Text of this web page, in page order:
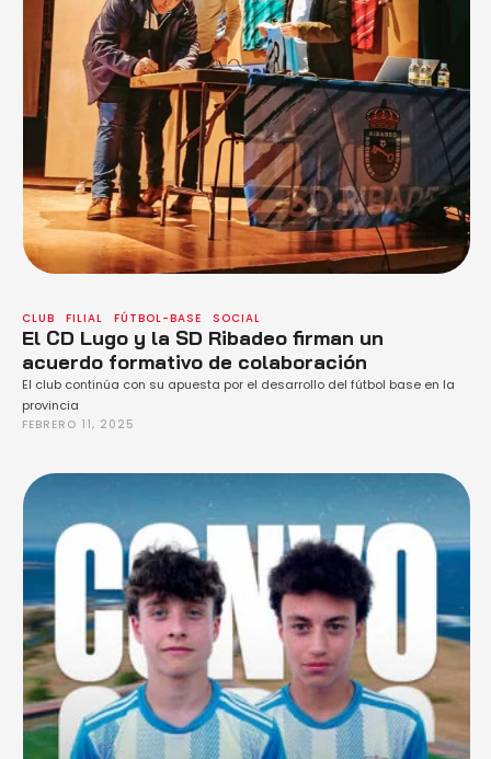
CLUB FILIAL FÚTBOL-BASE SOCIAL
El CD Lugo y la SD Ribadeo firman un
acuerdo formativo de colaboración
El club continúa con su apuesta por el desarrollo del fútbol base en la
provincia
FEBRERO 11, 2025